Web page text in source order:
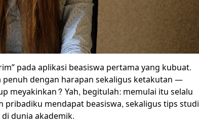
pada aplikasi beasiswa pertama yang kubuat.
dengan harapan sekaligus ketakutan —
meyakinkan? Yah, begitulah: memulai itu selalu
mendapat beasiswa, sekaligus tips studi
dunia akademik.